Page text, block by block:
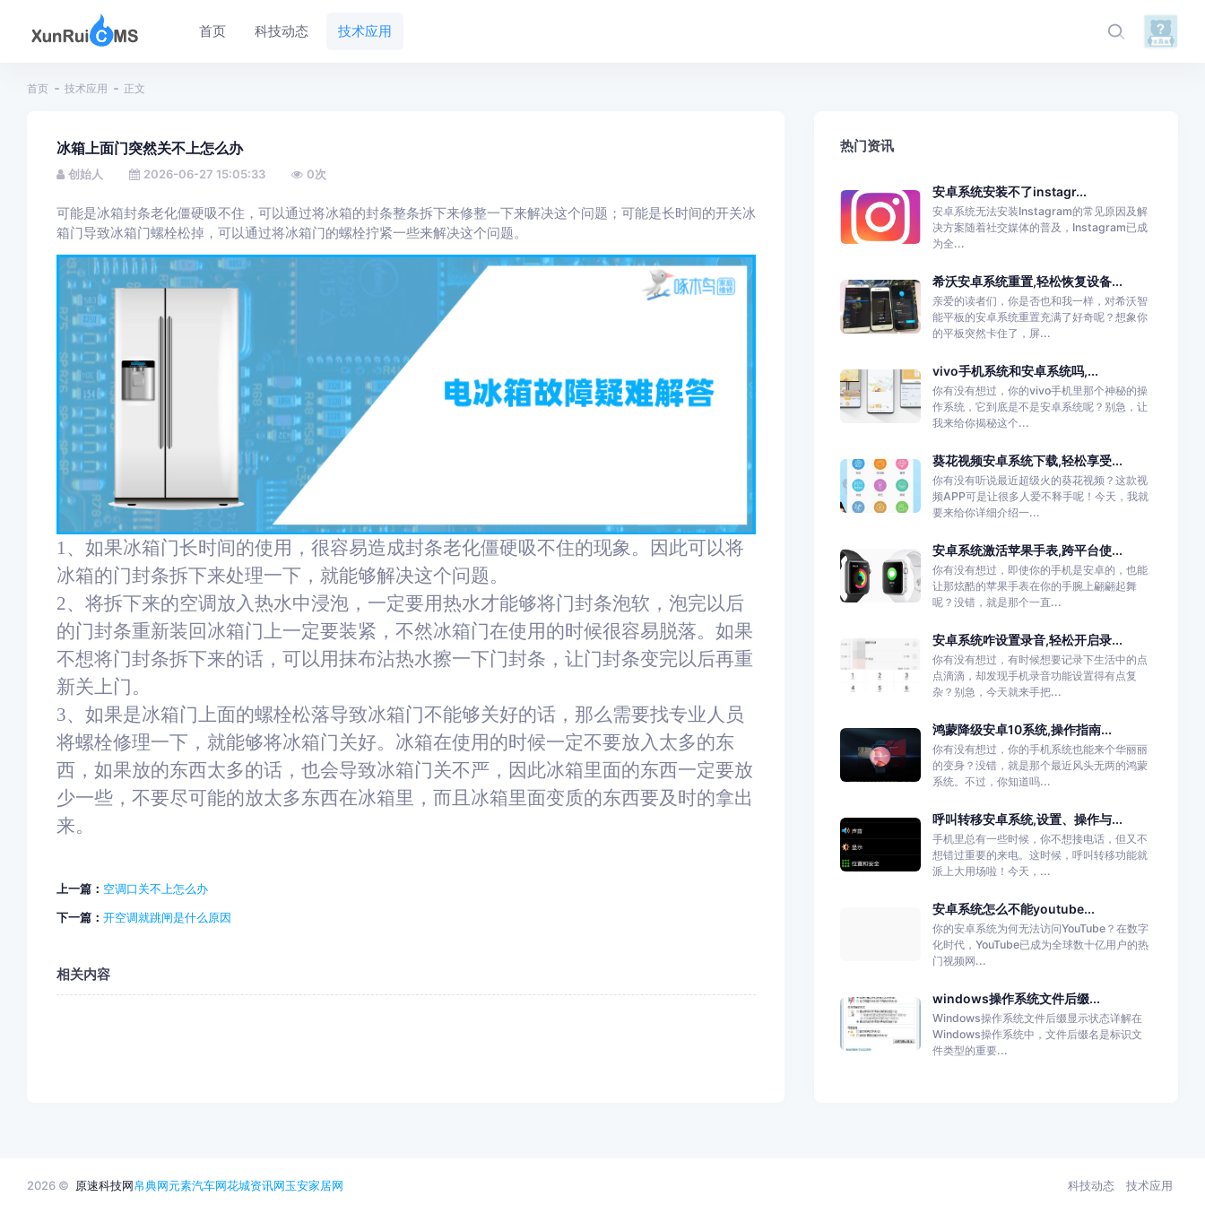
首页 科技动态 技术应用
首页 技术应用 正文
冰箱上面门突然关不上怎么办
创始人 2026-06-27 15:05:33 0次
可能是冰箱封条老化僵硬吸不住，可以通过将冰箱的封条整条拆下来修整一下来解决这个问题；可能是长时间的开关冰
箱门导致冰箱门螺栓松掉，可以通过将冰箱门的螺栓拧紧一些来解决这个问题。
1、如果冰箱门长时间的使用，很容易造成封条老化僵硬吸不住的现象。因此可以将
冰箱的门封条拆下来处理一下，就能够解决这个问题。
2、将拆下来的空调放入热水中浸泡，一定要用热水才能够将门封条泡软，泡完以后
的门封条重新装回冰箱门上一定要装紧，不然冰箱门在使用的时候很容易脱落。如果
不想将门封条拆下来的话，可以用抹布沾热水擦一下门封条，让门封条变完以后再重
新关上门。
3、如果是冰箱门上面的螺栓松落导致冰箱门不能够关好的话，那么需要找专业人员
将螺栓修理一下，就能够将冰箱门关好。冰箱在使用的时候一定不要放入太多的东
西，如果放的东西太多的话，也会导致冰箱门关不严，因此冰箱里面的东西一定要放
少一些，不要尽可能的放太多东西在冰箱里，而且冰箱里面变质的东西要及时的拿出
来。
上一篇： 空调口关不上怎么办
下一篇： 开空调就跳闸是什么原因
相关内容
热门资讯
安卓系统安装不了instagr...
安卓系统无法安装Instagram的常见原因及解
决方案随着社交媒体的普及，Instagram已成
为全...
希沃安卓系统重置,轻松恢复设备...
亲爱的读者们，你是否也和我一样，对希沃智
能平板的安卓系统重置充满了好奇呢？想象你
的平板突然卡住了，屏...
vivo手机系统和安卓系统吗,...
你有没有想过，你的vivo手机里那个神秘的操
作系统，它到底是不是安卓系统呢？别急，让
我来给你揭秘这个...
葵花视频安卓系统下载,轻松享受...
你有没有听说最近超级火的葵花视频？这款视
频APP可是让很多人爱不释手呢！今天，我就
要来给你详细介绍一...
安卓系统激活苹果手表,跨平台使...
你有没有想过，即使你的手机是安卓的，也能
让那炫酷的苹果手表在你的手腕上翩翩起舞
呢？没错，就是那个一直...
安卓系统咋设置录音,轻松开启录...
你有没有想过，有时候想要记录下生活中的点
点滴滴，却发现手机录音功能设置得有点复
杂？别急，今天就来手把...
鸿蒙降级安卓10系统,操作指南...
你有没有想过，你的手机系统也能来个华丽丽
的变身？没错，就是那个最近风头无两的鸿蒙
系统。不过，你知道吗...
呼叫转移安卓系统,设置、操作与...
手机里总有一些时候，你不想接电话，但又不
想错过重要的来电。这时候，呼叫转移功能就
派上大用场啦！今天，...
安卓系统怎么不能youtube...
你的安卓系统为何无法访问YouTube？在数字
化时代，YouTube已成为全球数十亿用户的热
门视频网...
windows操作系统文件后缀...
Windows操作系统文件后缀显示状态详解在
Windows操作系统中，文件后缀名是标识文
件类型的重要...
2026 © 原速科技网帛典网元素汽车网花城资讯网玉安家居网 科技动态 技术应用